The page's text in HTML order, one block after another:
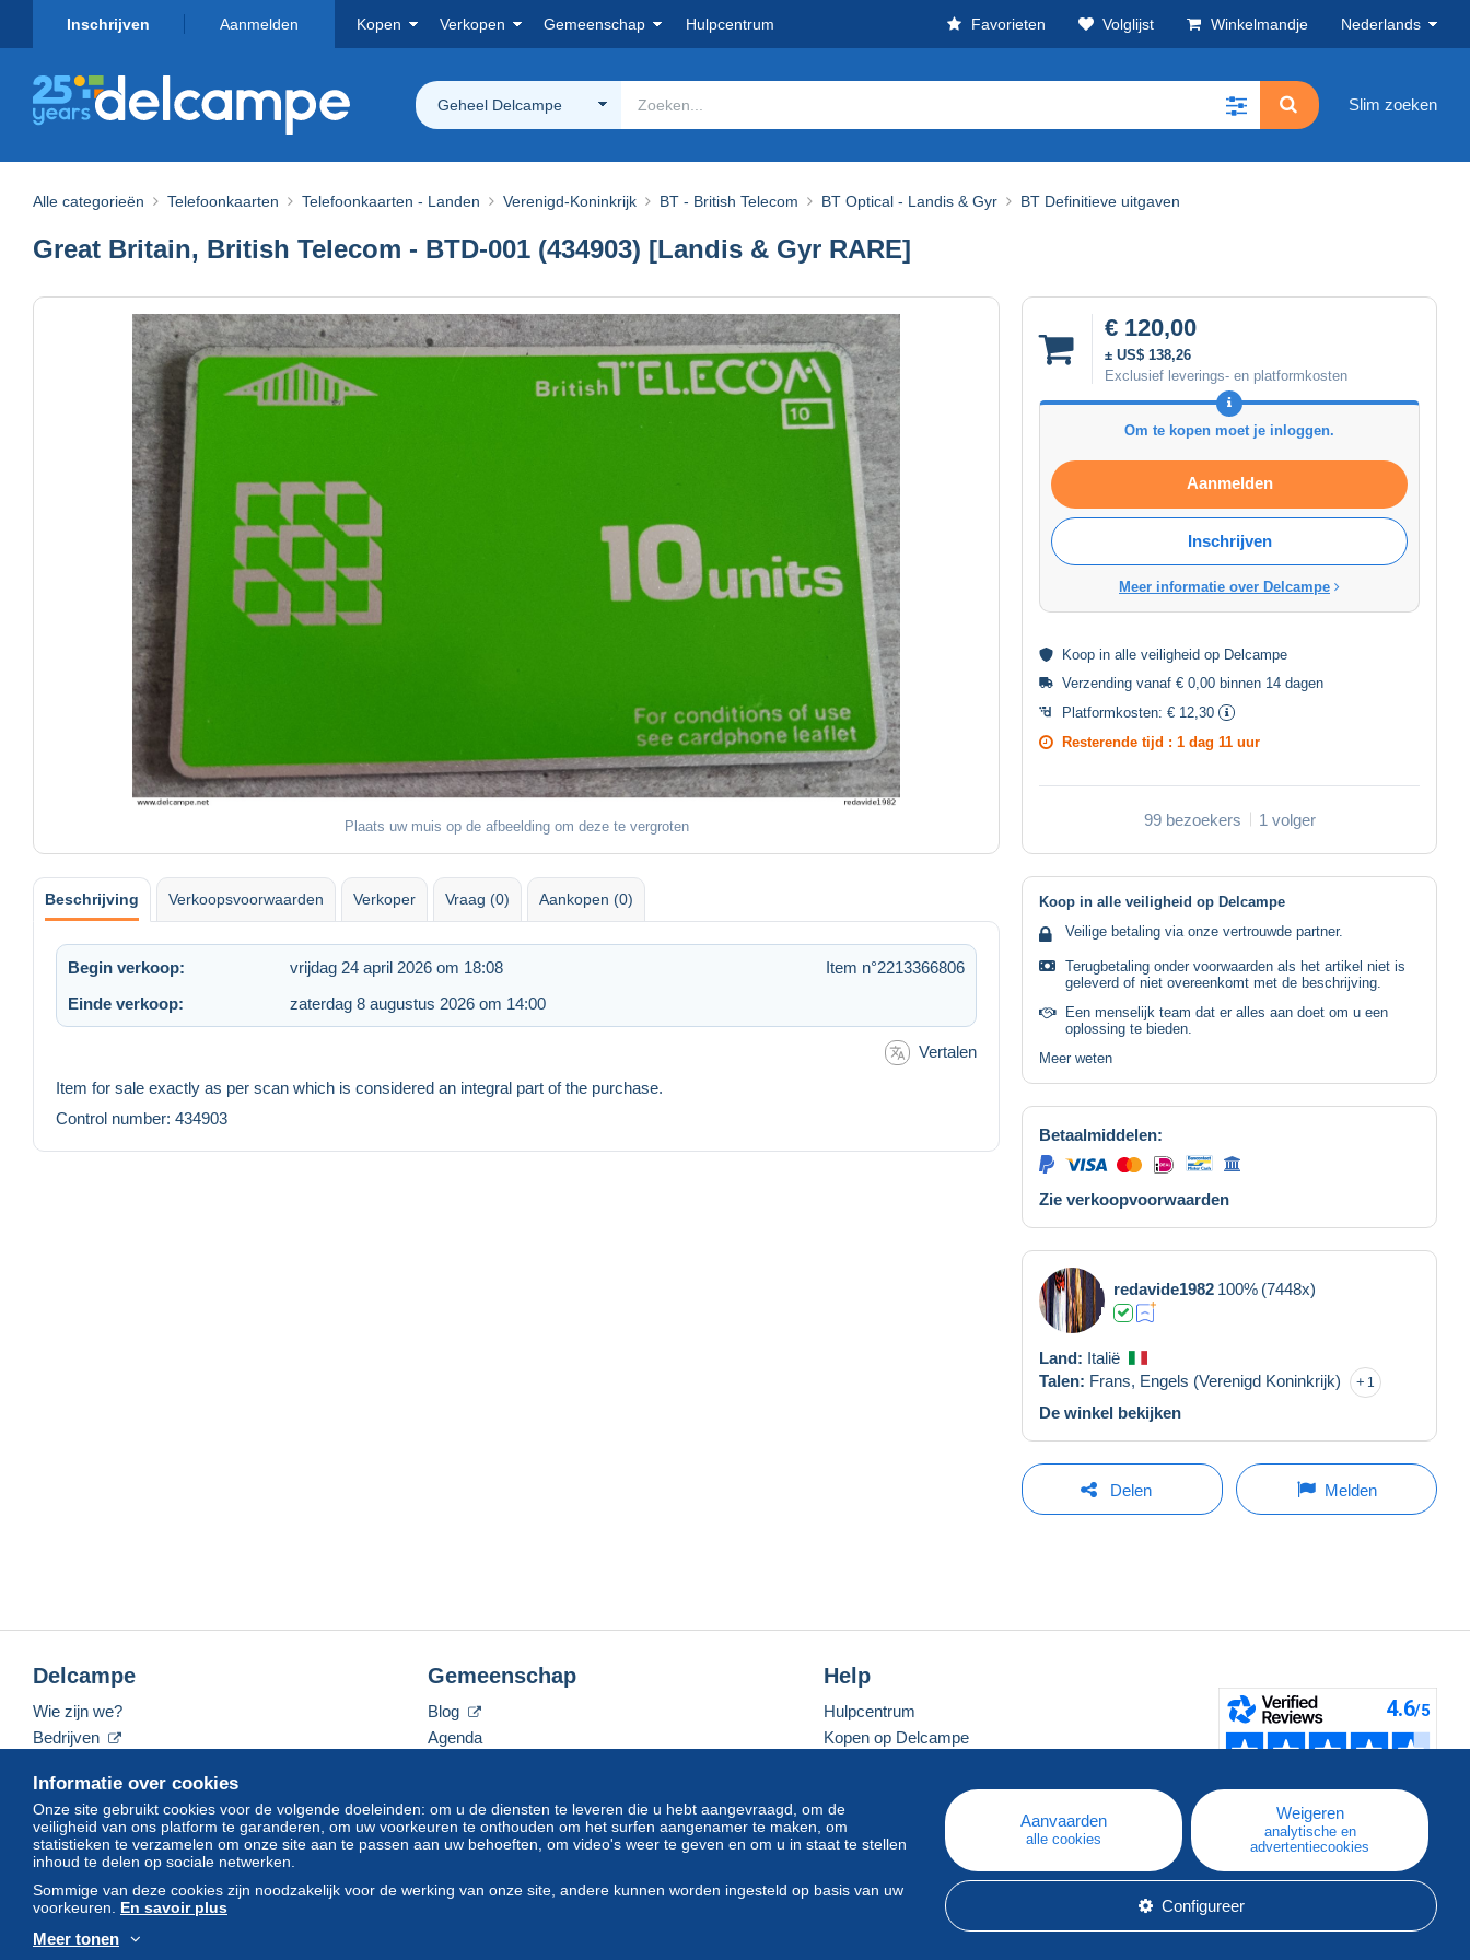
Inschrijven Aanmelden Kopen Verkopen Gemeenschap Hulpcentrum Favorieten Volglijst Winkelmandje Nederlands
Geheel Delcampe Slim zoeken
Alle categorieën Telefoonkaarten Telefoonkaarten - Landen Verenigd-Koninkrijk BT - British Telecom BT Optical - Landis & Gyr BT Definitieve uitgaven
Great Britain, British Telecom - BTD-001 (434903) [Landis & Gyr RARE]
Plaats uw muis op de afbeelding om deze te vergroten
€ 120,00
± US$ 138,26
Exclusief leverings- en platformkosten
Om te kopen moet je inloggen.
Aanmelden
Inschrijven
Meer informatie over Delcampe
Koop in alle veiligheid op Delcampe
Verzending vanaf € 0,00 binnen 14 dagen
Platformkosten: € 12,30
Resterende tijd : 1 dag 11 uur
99 bezoekers 1 volger
Beschrijving Verkoopsvoorwaarden Verkoper Vraag (0) Aankopen (0)
Begin verkoop: vrijdag 24 april 2026 om 18:08
Item n°2213366806
Einde verkoop:
zaterdag 8 augustus 2026 om 14:00
Vertalen
Item for sale exactly as per scan which is considered an integral part of the purchase.
Control number: 434903
Koop in alle veiligheid op Delcampe
Veilige betaling via onze vertrouwde partner.
Terugbetaling onder voorwaarden als het artikel niet is
geleverd of niet overeenkomt met de beschrijving.
Een menselijk team dat er alles aan doet om u een
oplossing te bieden.
Meer weten
Betaalmiddelen:
Zie verkoopvoorwaarden
redavide1982 100% (7448x)
Land: Italië
Talen: Frans, Engels (Verenigd Koninkrijk) 1
De winkel bekijken
Delen Melden
Informatie over cookies
Onze site gebruikt cookies voor de volgende doeleinden: om u de diensten te leveren die u hebt aangevraagd, om de
veiligheid van ons platform te garanderen, om uw voorkeuren te onthouden om het surfen aangenamer te maken, om
statistieken te verzamelen om onze site aan te passen aan uw behoeften, om video's weer te geven en om u in staat te stellen
inhoud te delen op sociale netwerken.
Sommige van deze cookies zijn noodzakelijk voor de werking van onze site, andere kunnen worden ingesteld op basis van uw
voorkeuren. En savoir plus
Meer tonen
Aanvaarden
alle cookies
Weigeren
analytische en
advertentiecookies
Configureer
Delcampe
Wie zijn we?
Bedrijven
Neem contact met ons op
Gemeenschap
Blog
Agenda
Help
Hulpcentrum
Kopen op Delcampe
Een beveiligde website
© Delcampe International srl. Alle rechten voorbehouden.